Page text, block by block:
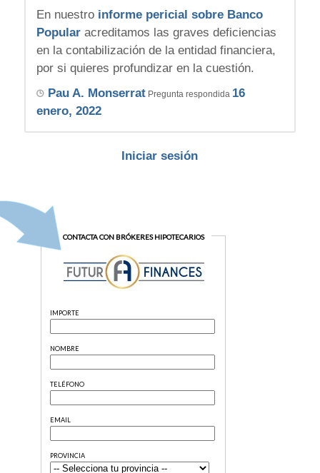
En nuestro informe pericial sobre Banco
Popularacreditamos las graves deficiencias
en la contabilización de la entidad financiera,
por si quieres profundizar en la cuestión.
Pau A. MonserratPregunta respondida 16
enero, 2022
Iniciar sesión